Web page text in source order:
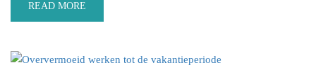
READ MORE